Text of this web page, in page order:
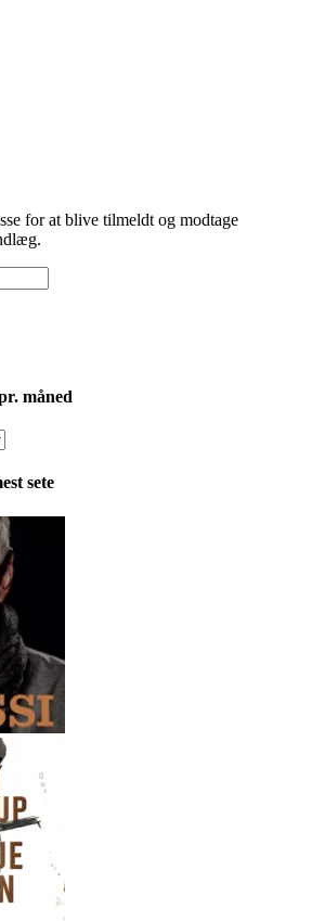
for at blive tilmeldt og modtage
måned
sete